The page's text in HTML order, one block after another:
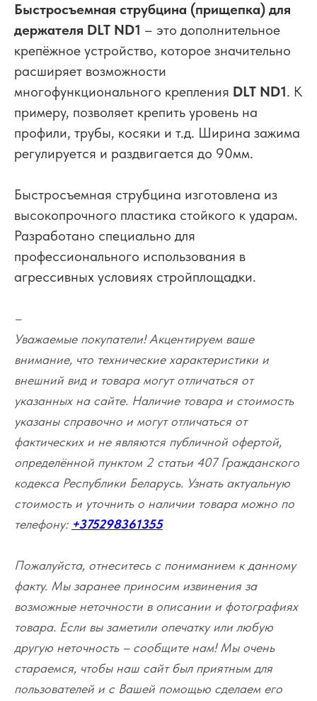
Быстросъемная струбцина (прищепка) для
держателя DLT ND1 – это дополнительное
крепёжное устройство, которое значительно
расширяет возможности
многофункционального крепления DLT ND1. К
примеру, позволяет крепить уровень на
профили, трубы, косяки и т.д. Ширина зажима
регулируется и раздвигается до 90мм.
Быстросъемная струбцина изготовлена из
высокопрочного пластика стойкого к ударам.
Разработано специально для
профессионального использования в
агрессивных условиях стройплощадки.
–
Уважаемые покупатели! Акцентируем ваше
внимание, что технические характеристики и
внешний вид и товара могут отличаться от
указанных на сайте. Наличие товара и стоимость
указаны справочно и могут отличаться от
фактических и не являются публичной офертой,
определённой пунктом 2 статьи 407 Гражданского
кодекса Республики Беларусь. Узнать актуальную
стоимость и уточнить о наличии товара можно по
телефону: +375298361355
Пожалуйста, отнеситесь с пониманием к данному
факту. Мы заранее приносим извинения за
возможные неточности в описании и фотографиях
товара. Если вы заметили опечатку или любую
другую неточность – сообщите нам! Мы очень
стараемся, чтобы наш сайт был приятным для
пользователей и с Вашей помощью сделаем его